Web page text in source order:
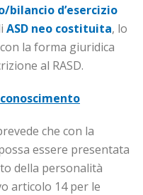
d’esercizio
ASD neo costituita, lo
la forma giuridica
al RASD.
che con la
essere presentata
della personalità
articolo 14 per le